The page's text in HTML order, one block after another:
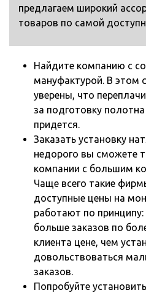
предлагаем широкий
товаров по самой
Найдите компанию с
мануфактурой. В этом
уверены, что
за подготовку
придется.
Заказать установку
недорого вы сможете
компании с большим
Чаще всего такие
доступные цены на
работают по
больше заказов по
клиента цене, чем
довольствоваться
заказов.
Попробуйте